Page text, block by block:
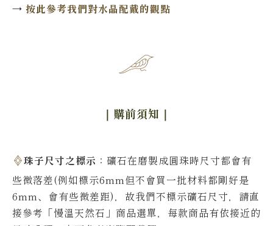
→ 按此參考我們對水晶配戴的觀點
｜購前須知 ｜
珠子尺寸之標示 ：礦石在磨製成圓珠時尺寸都會有
些微落差(例如標示6mm但不會買一批材料都剛好是
6mm、會有些微差距)，故我們不標示礦石尺寸，請直
接參考「慢溫天然石」商品選單，每款商品有依接近的